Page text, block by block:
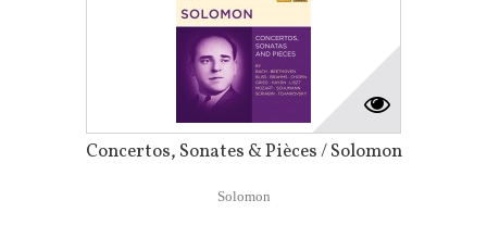
Concertos, Sonates & Pièces / Solomon
Solomon